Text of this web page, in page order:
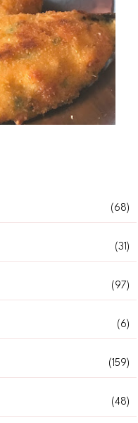
(68)
(31)
(97)
(6)
(159)
(48)